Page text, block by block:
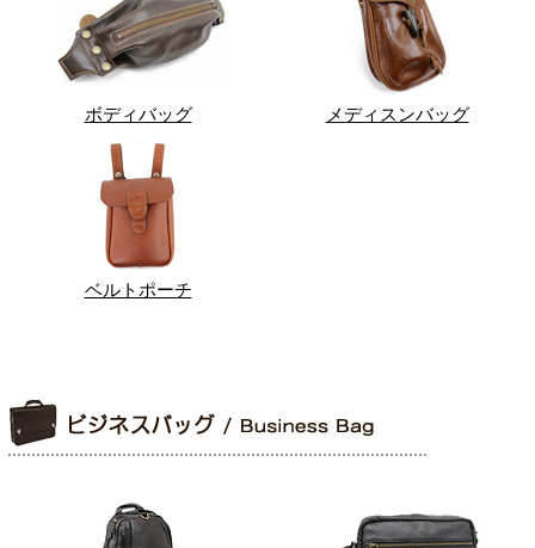
ボディバッグ メディスンバッグ
ベルトポーチ